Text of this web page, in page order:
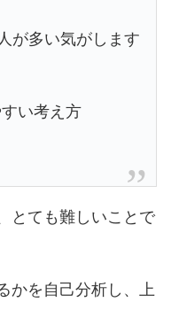
が多い気がします
い考え方
とても難しいことで
かを自己分析し、上